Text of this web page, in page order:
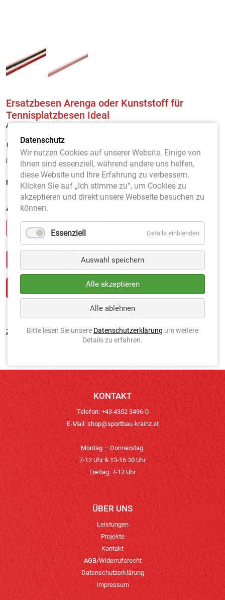
Ersatzbesen Arenga oder Kunststoff für
Tennisplatzbesen Ideal
Art.-Nr. 409430
98,00€
inkl. MwSt. / zzgl. Versandkosten
Ersatzbesenfür den Tennisplatzbesen Ideal inArenga oder Kunststoff
Ausführung
ARENGA KUNSTSTOFF
Zurück
KONTAKT
Telefon: +43 4352 3496-0
E-Mail:shop@sportbau-krainz.at
Montag – Donnerstag:
7-12 Uhr & 13-16:30 Uhr
Freitag: 7-12 Uhr
ÜBER UNS
Leistungen
Projekte
Kontakt
AGB/Widerrufsrecht
Datenschutzerklärung
Impressum
Datenschutz
Wir nutzen Cookies auf unserer Website. Einige von
ihnen sind essenziell, während andere uns helfen,
diese Website und Ihre Erfahrung zu verbessern.
Klicken Sie auf „Ich stimme zu“, um Cookies zu
akzeptieren und direkt unsere Webseite besuchen zu
können.
Essenziell Details einblenden
Auswahl speichern
Alle akzeptieren
Alle ablehnen
Bitte lesen Sie unsere Datenschutzerklärung um weitere
Details zu erfahren.